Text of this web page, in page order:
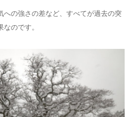
への強さの差など、すべてが過去の突
のです。